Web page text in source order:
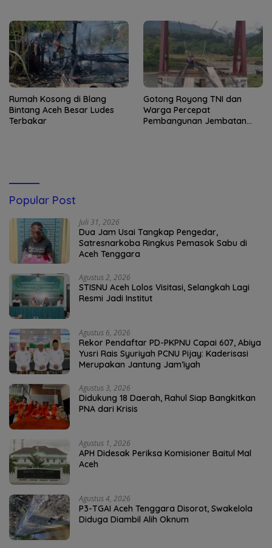
Rumah Kosong di Blang
Bintang Aceh Besar Ludes
Terbakar
Gotong Royong TNI dan
Warga Percepat
Pembangunan Jembatan
Popular Post
Juli 31, 2026
Dua Jam Usai Tangkap Pengedar,
Satresnarkoba Ringkus Pemasok Sabu di
Aceh Tenggara
Agustus 2, 2026
STISNU Aceh Lolos Visitasi, Selangkah Lagi
Resmi Jadi Institut
Agustus 6, 2026
Rekor Pendaftar PD-PKPNU Capai 607, Abiya
Yusri Rais Syuriyah PCNU Pijay: Kaderisasi
Merupakan Jantung Jam’iyah
Agustus 3, 2026
Didukung 18 Daerah, Rahul Siap Bangkitkan
PNA dari Krisis
Agustus 1, 2026
APH Didesak Periksa Komisioner Baitul Mal
Aceh
Agustus 4, 2026
P3-TGAI Aceh Tenggara Disorot, Swakelola
Diduga Diambil Alih Oknum